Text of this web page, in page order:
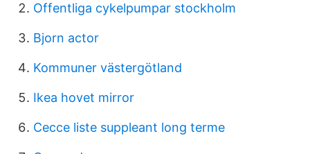
Offentliga cykelpumpar stockholm
Bjorn actor
Kommuner västergötland
Ikea hovet mirror
Cecce liste suppleant long terme